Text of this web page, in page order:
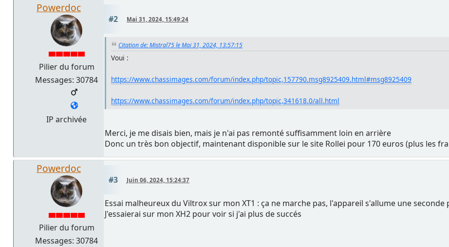
Powerdoc
Pilier du forum
Messages: 30784
IP archivée
#2 Mai 31, 2024, 15:49:24
Citation de: Mistral75 le Mai 31, 2024, 13:57:15
Voui :
https://www.chassimages.com/forum/index.php/topic,157790.msg8925409.html#msg8925409
https://www.chassimages.com/forum/index.php/topic,341618.0/all.html
Merci, je me disais bien, mais je n'ai pas remonté suffisamment loin en arrière
Donc un très bon objectif, maintenant disponible sur le site Rollei pour 170 euros (plus les
Powerdoc
Pilier du forum
Messages: 30784
#3 Juin 06, 2024, 15:24:37
Essai malheureux du Viltrox sur mon XT1 : ça ne marche pas, l'appareil s'allume une seconde
J'essaierai sur mon XH2 pour voir si j'ai plus de succés